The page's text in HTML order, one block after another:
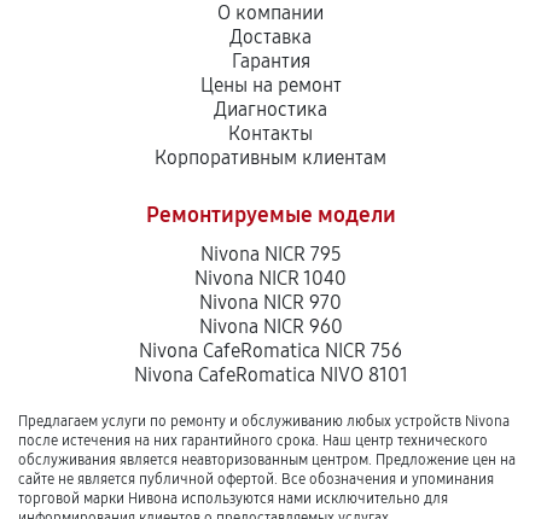
О компании
Доставка
Гарантия
Цены на ремонт
Диагностика
Контакты
Корпоративным клиентам
Ремонтируемые модели
Nivona NICR 795
Nivona NICR 1040
Nivona NICR 970
Nivona NICR 960
Nivona CafeRomatica NICR 756
Nivona CafeRomatica NIVO 8101
Предлагаем услуги по ремонту и обслуживанию любых устройств Nivona
после истечения на них гарантийного срока. Наш центр технического
обслуживания является неавторизованным центром. Предложение цен на
сайте не является публичной офертой. Все обозначения и упоминания
торговой марки Нивона используются нами исключительно для